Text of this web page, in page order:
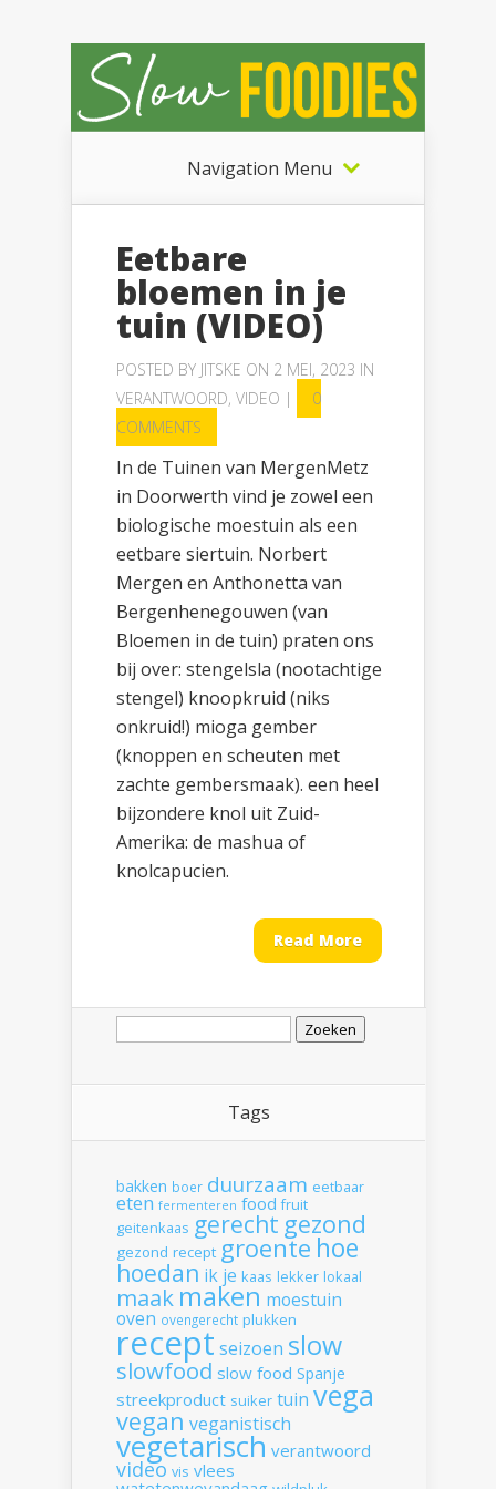
Navigation Menu
Eetbare
bloemen in je
tuin (VIDEO)
POSTED BY JITSKE ON 2 MEI, 2023 IN
VERANTWOORD, VIDEO |
0
COMMENTS
In de Tuinen van MergenMetz
in Doorwerth vind je zowel een
biologische moestuin als een
eetbare siertuin. Norbert
Mergen en Anthonetta van
Bergenhenegouwen (van
Bloemen in de tuin) praten ons
bij over: stengelsla (nootachtige
stengel) knoopkruid (niks
onkruid!) mioga gember
(knoppen en scheuten met
zachte gembersmaak). een heel
bijzondere knol uit Zuid-
Amerika: de mashua of
knolcapucien.
Read More
Zoeken
Tags
bakken boer duurzaam eetbaar
eten fermenteren food fruit
geitenkaas gerecht gezond
gezond recept groente hoe
hoedan ik je kaas lekker lokaal
maak maken moestuin
oven ovengerecht plukken
recept seizoen slow
slowfood slow food Spanje
streekproduct suiker tuin vega
vegan veganistisch
vegetarisch verantwoord
video vis vlees